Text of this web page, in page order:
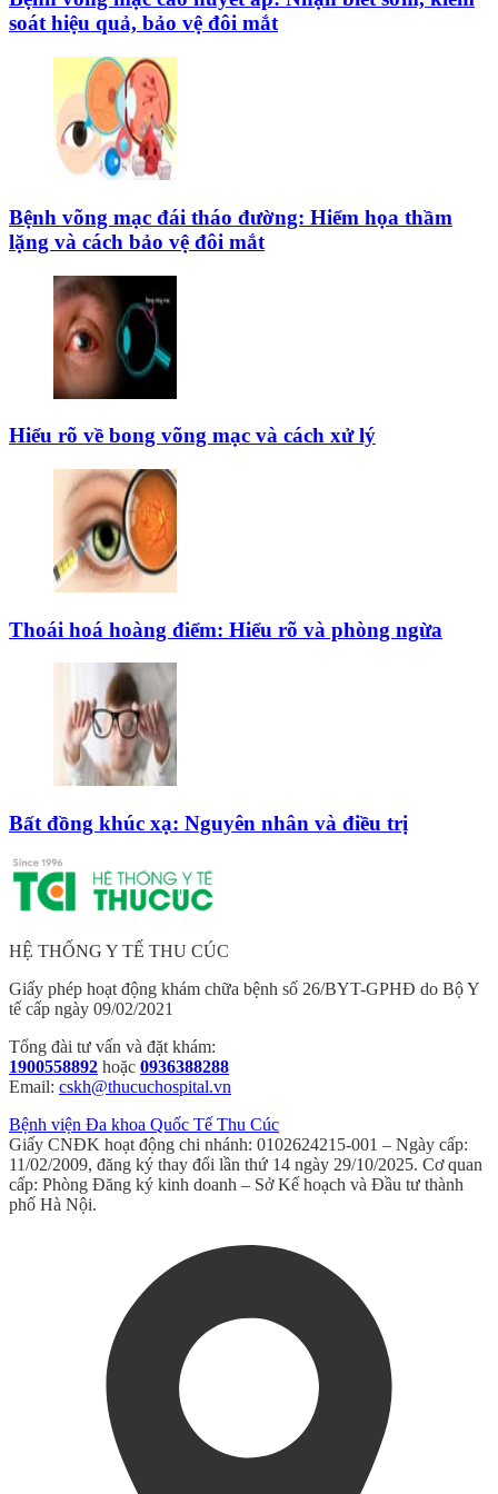
soát hiệu quả, bảo vệ đôi mắt
Bệnh võng mạc đái tháo đường: Hiểm họa thầm
lặng và cách bảo vệ đôi mắt
Hiểu rõ về bong võng mạc và cách xử lý
Thoái hoá hoàng điểm: Hiểu rõ và phòng ngừa
Bất đồng khúc xạ: Nguyên nhân và điều trị
HỆ THỐNG Y TẾ THU CÚC
Giấy phép hoạt động khám chữa bệnh số 26/BYT-GPHĐ do Bộ Y
tế cấp ngày 09/02/2021
Tổng đài tư vấn và đặt khám:
1900558892 hoặc 0936388288
Email: cskh@thucuchospital.vn
Bệnh viện Đa khoa Quốc Tế Thu Cúc
Giấy CNĐK hoạt động chi nhánh: 0102624215-001 – Ngày cấp:
11/02/2009, đăng ký thay đổi lần thứ 14 ngày 29/10/2025. Cơ quan
cấp: Phòng Đăng ký kinh doanh – Sở Kế hoạch và Đầu tư thành
phố Hà Nội.